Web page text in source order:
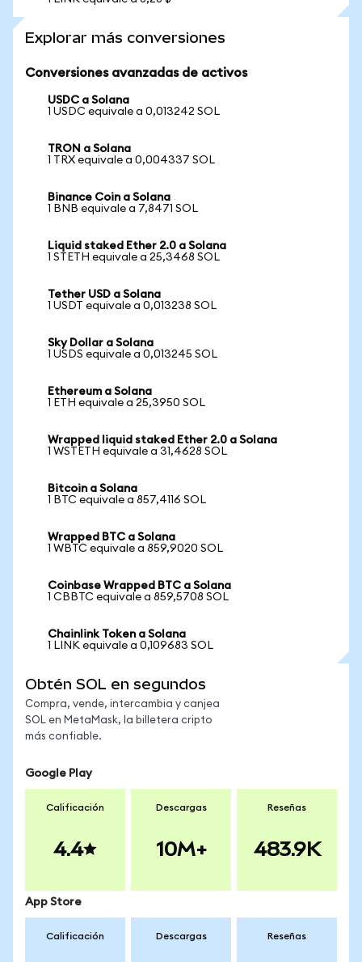
Explorar más conversiones
Conversiones avanzadas de activos
USDC a Solana
1 USDC equivale a 0,013242 SOL
TRON a Solana
1 TRX equivale a 0,004337 SOL
Binance Coin a Solana
1 BNB equivale a 7,8471 SOL
Liquid staked Ether 2.0 a Solana
1 STETH equivale a 25,3468 SOL
Tether USD a Solana
1 USDT equivale a 0,013238 SOL
Sky Dollar a Solana
1 USDS equivale a 0,013245 SOL
Ethereum a Solana
1 ETH equivale a 25,3950 SOL
Wrapped liquid staked Ether 2.0 a Solana
1 WSTETH equivale a 31,4628 SOL
Bitcoin a Solana
1 BTC equivale a 857,4116 SOL
Wrapped BTC a Solana
1 WBTC equivale a 859,9020 SOL
Coinbase Wrapped BTC a Solana
1 CBBTC equivale a 859,5708 SOL
Chainlink Token a Solana
1 LINK equivale a 0,109683 SOL
Obtén SOL en segundos
Compra, vende, intercambia y canjea
SOL en MetaMask, la billetera cripto
más confiable.
Google Play
Calificación
4.4
Descargas
10M+
Reseñas
483.9K
App Store
Calificación Descargas Reseñas